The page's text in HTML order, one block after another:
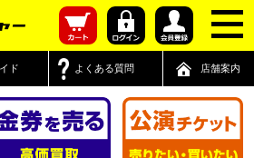
ド よくある質問 店舗案内